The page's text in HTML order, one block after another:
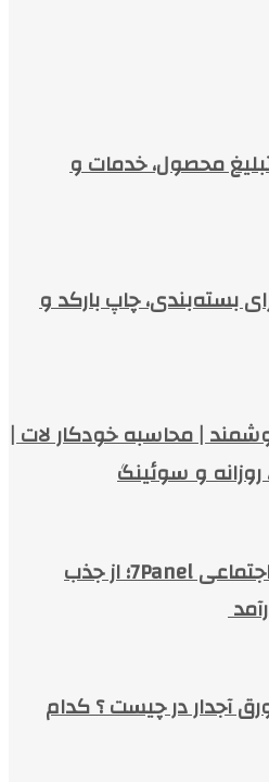
محصول، خدمات و
بسته‌بندی، چاپ بارکد و
| محاسبه خودکار لات |
و سوئینگ
خدمات شبکه‌های اجتماعی 7Panel؛ از جذب
آجدار در چیست ؟ کدام